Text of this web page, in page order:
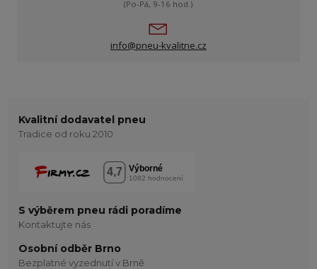
(Po-Pá, 9-16 hod.)
info@pneu-kvalitne.cz
Kvalitní dodavatel pneu
Tradice od roku 2010
S výběrem pneu rádi poradíme
Kontaktujte nás
Osobní odběr Brno
Bezplatné vyzednutí v Brně